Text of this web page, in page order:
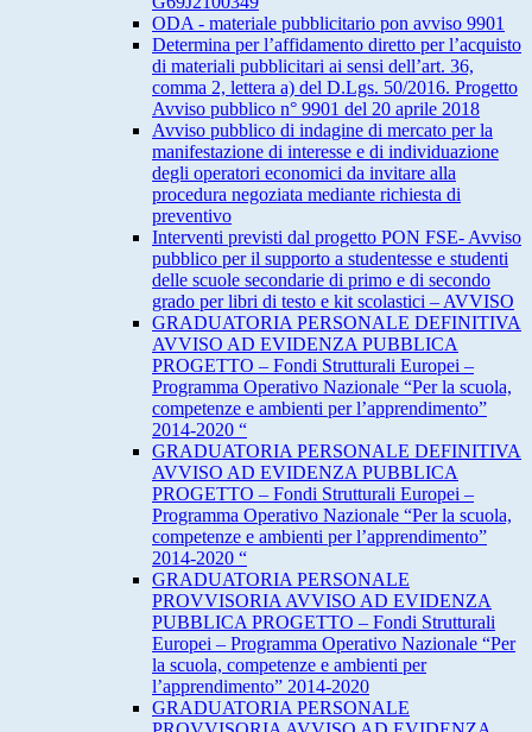
ODA - materiale pubblicitario pon avviso 9901
Determina per l’affidamento diretto per l’acquisto
di materiali pubblicitari ai sensi dell’art. 36,
comma 2, lettera a) del D.Lgs. 50/2016. Progetto
Avviso pubblico n° 9901 del 20 aprile 2018
Avviso pubblico di indagine di mercato per la
manifestazione di interesse e di individuazione
degli operatori economici da invitare alla
procedura negoziata mediante richiesta di
preventivo
Interventi previsti dal progetto PON FSE- Avviso
pubblico per il supporto a studentesse e studenti
delle scuole secondarie di primo e di secondo
grado per libri di testo e kit scolastici – AVVISO
GRADUATORIA PERSONALE DEFINITIVA
AVVISO AD EVIDENZA PUBBLICA
PROGETTO – Fondi Strutturali Europei –
Programma Operativo Nazionale “Per la scuola,
competenze e ambienti per l’apprendimento”
2014-2020 “
GRADUATORIA PERSONALE DEFINITIVA
AVVISO AD EVIDENZA PUBBLICA
PROGETTO – Fondi Strutturali Europei –
Programma Operativo Nazionale “Per la scuola,
competenze e ambienti per l’apprendimento”
2014-2020 “
GRADUATORIA PERSONALE
PROVVISORIA AVVISO AD EVIDENZA
PUBBLICA PROGETTO – Fondi Strutturali
Europei – Programma Operativo Nazionale “Per
la scuola, competenze e ambienti per
l’apprendimento” 2014-2020
GRADUATORIA PERSONALE